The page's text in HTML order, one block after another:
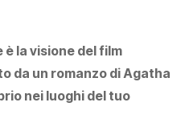
la visione del film
da un romanzo di Agatha
nei luoghi del tuo